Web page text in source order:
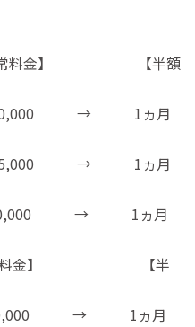
料金】 【半額
150,000 → 1ヵ月
125,000 → 1ヵ月
100,000 → 1ヵ月
金】 【半
40,000 → 1ヵ月